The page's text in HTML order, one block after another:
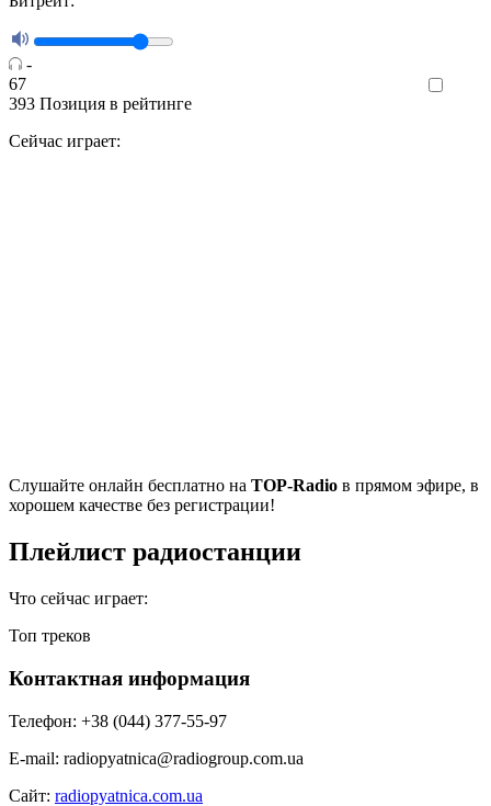
-
67
393 Позиция в рейтинге
Сейчас играет:
Cлушайте онлайн бесплатно на TOP-Radio в прямом эфире, в
хорошем качестве без регистрации!
Плейлист радиостанции
Что сейчас играет:
Топ треков
Контактная информация
Телефон: +38 (044) 377-55-97
E-mail: radiopyatnica@radiogroup.com.ua
Сайт: radiopyatnica.com.ua